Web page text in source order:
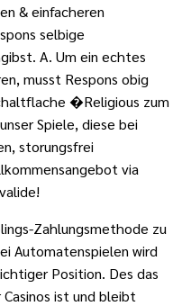
& einfacheren
selbige
A. Um ein echtes
musst Respons obig
�Religious zum
Spiele, diese bei
storungsfrei
via
Zahlungsmethode zu
Automatenspielen wird
Position. Des das
ist und bleibt